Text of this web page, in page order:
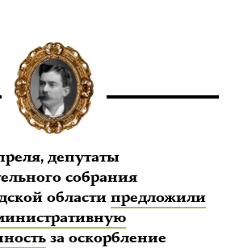
депутаты
собрания
области предложили
за оскорбление